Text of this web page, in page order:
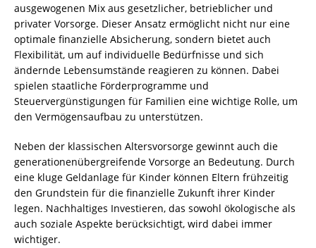
ausgewogenen Mix aus gesetzlicher, betrieblicher und
privater Vorsorge. Dieser Ansatz ermöglicht nicht nur eine
optimale finanzielle Absicherung, sondern bietet auch
Flexibilität, um auf individuelle Bedürfnisse und sich
ändernde Lebensumstände reagieren zu können. Dabei
spielen staatliche Förderprogramme und
Steuervergünstigungen für Familien eine wichtige Rolle, um
den Vermögensaufbau zu unterstützen.
Neben der klassischen Altersvorsorge gewinnt auch die
generationenübergreifende Vorsorge an Bedeutung. Durch
eine kluge Geldanlage für Kinder können Eltern frühzeitig
den Grundstein für die finanzielle Zukunft ihrer Kinder
legen. Nachhaltiges Investieren, das sowohl ökologische als
auch soziale Aspekte berücksichtigt, wird dabei immer
wichtiger.